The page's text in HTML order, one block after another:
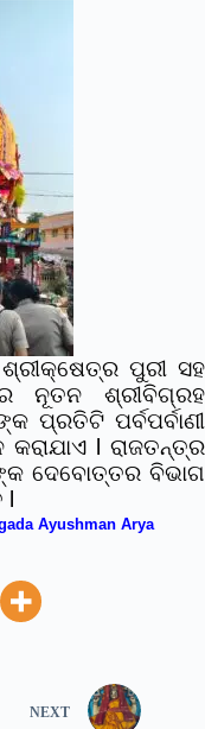
ପୁରୀ ସହ
ନୂତନ ଶ୍ରୀବିଗ୍ରହ
ପର୍ବପର୍ବାଣୀ
l ରାଜତନ୍ତ୍ର
ଦେବୋତ୍ତର ବିଭାଗ
Ayushman Arya
NEXT